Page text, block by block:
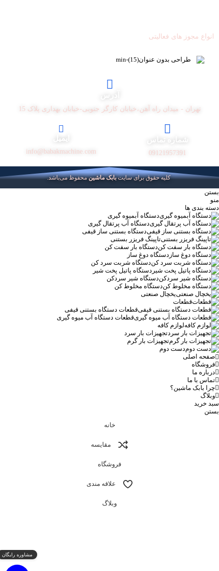
انواع مجوز های فعالیتی
تهران - میدان راه آهن،خیابان کارگر جنوبی-خیابان بهداری پلاک 15
شماره تماس
09121957391
ایمیل
info@babakmachine.com
کلیه حقوق برای سایتبابک ماشینمحفوظ می‌باشد.
بستن
منو
دسته بندی ها
دستگاه آبمیوه گیری
دستگاه آب پرتقال گیری
دستگاه بستنی ساز قیفی
تاپینگ فریزر بستنی
دستگاه بار سفت کن
دستگاه دوغ ساز
دستگاه شربت سرد کن
دستگاه پاتیل پخت شیر
دستگاه شیر سردکن
دستگاه مخلوط کن
یخچال صنعتی
قطعات
قطعات دستگاه بستنی قیفی
قطعات دستگاه آب میوه گیری
لوازم کافه
تجهیزات بار سرد
تجهیزات بار گرم
دست دوم
صفحه اصلی
فروشگاه
درباره ما
تماس با ما
چرا بابک ماشین؟
وبلاگ
سبد خرید
بستن
خانه
مقایسه
فروشگاه
علاقه مندی
وبلاگ